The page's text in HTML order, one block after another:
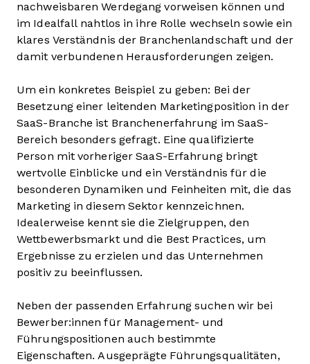
nachweisbaren Werdegang vorweisen können und
im Idealfall nahtlos in ihre Rolle wechseln sowie ein
klares Verständnis der Branchenlandschaft und der
damit verbundenen Herausforderungen zeigen.
Um ein konkretes Beispiel zu geben: Bei der
Besetzung einer leitenden Marketingposition in der
SaaS-Branche ist Branchenerfahrung im SaaS-
Bereich besonders gefragt. Eine qualifizierte
Person mit vorheriger SaaS-Erfahrung bringt
wertvolle Einblicke und ein Verständnis für die
besonderen Dynamiken und Feinheiten mit, die das
Marketing in diesem Sektor kennzeichnen.
Idealerweise kennt sie die Zielgruppen, den
Wettbewerbsmarkt und die Best Practices, um
Ergebnisse zu erzielen und das Unternehmen
positiv zu beeinflussen.
Neben der passenden Erfahrung suchen wir bei
Bewerber:innen für Management- und
Führungspositionen auch bestimmte
Eigenschaften. Ausgeprägte Führungsqualitäten,